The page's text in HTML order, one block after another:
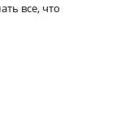
все, что